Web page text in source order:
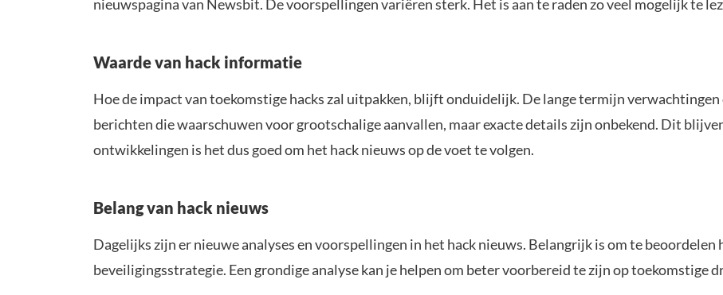
nieuwspagina van Newsbit. De voorspellingen variëren sterk. Het is aan te raden zo veel mogelijk te
Waarde van hack informatie
Hoe de impact van toekomstige hacks zal uitpakken, blijft onduidelijk. De lange termijn
berichten die waarschuwen voor grootschalige aanvallen, maar exacte details zijn onbekend. Dit
ontwikkelingen is het dus goed om het hack nieuws op de voet te volgen.
Belang van hack nieuws
Dagelijks zijn er nieuwe analyses en voorspellingen in het hack nieuws. Belangrijk is om te
beveiligingsstrategie. Een grondige analyse kan je helpen om beter voorbereid te zijn op toekomstige